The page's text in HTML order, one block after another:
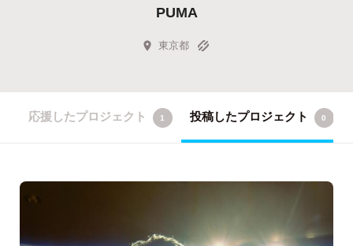
PUMA
東京都
応援したプロジェクト 1 投稿したプロジェクト 0